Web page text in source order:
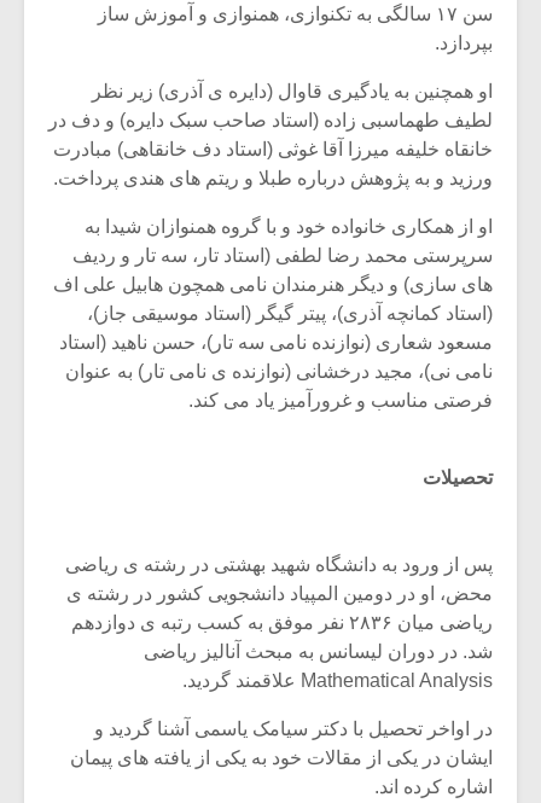
سن ۱۷ سالگی به تکنوازی، همنوازی و آموزش ساز
بپردازد.
او همچنین به یادگیری قاوال (دایره ی آذری) زیر نظر
لطیف طهماسبی زاده (استاد صاحب سبک دایره) و دف در
خانقاه خلیفه میرزا آقا غوثی (استاد دف خانقاهی) مبادرت
ورزید و به پژوهش درباره طبلا و ریتم های هندی پرداخت.
او از همکاری خانواده خود و با گروه همنوازان شیدا به
سرپرستی محمد رضا لطفی (استاد تار، سه تار و ردیف
های سازی) و دیگر هنرمندان نامی همچون هابیل علی اف
(استاد کمانچه آذری)، پیتر گیگر (استاد موسیقی جاز)،
مسعود شعاری (نوازنده نامی سه تار)، حسن ناهید (استاد
نامی نی)، مجید درخشانی (نوازنده ی نامی تار) به عنوان
فرصتی مناسب و غرورآمیز یاد می کند.
تحصیلات
پس از ورود به دانشگاه شهید بهشتی در رشته ی ریاضی
محض، او در دومین المپیاد دانشجویی کشور در رشته ی
ریاضی میان ۲۸۳۶ نفر موفق به کسب رتبه ی دوازدهم
شد. در دوران لیسانس به مبحث آنالیز ریاضی
Mathematical Analysis علاقمند گردید.
در اواخر تحصیل با دکتر سیامک یاسمی آشنا گردید و
ایشان در یکی از مقالات خود به یکی از یافته های پیمان
اشاره کرده اند.
میکلوش روژا
یادداشتی بر موسیقی
متن فیلم «متری
شیش و نیم»
اگر نمی توانی
موریس ژار
دوره
موسیقی
برگزار